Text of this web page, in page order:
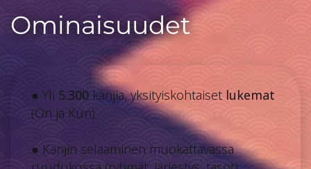
Ominaisuudet
● Yli 5.300 kanjia, yksityiskohtaiset lukemat
(On ja Kun)
● Kanjin selaaminen muokattavassa